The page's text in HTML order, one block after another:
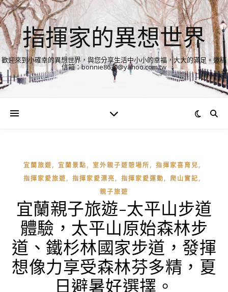
指揮家的異想世界
歡迎來到小確幸的異想世界，與您分享生活中小小的幸福，大大的滿足。邀稿
信箱：bonnie8630@yahoo.com.tw
宜蘭旅遊, 宜蘭景點, 室外親子遊憩場所, 指揮家喜育兒,
指揮家愛旅遊, 指揮家愛漂亮, 指揮家愛運動, 爬山實記,
親子旅遊
宜蘭親子旅遊-太平山步道
體驗，太平山原始森林步
道、鐵杉林國家步道，發揮
想像力享受森林芬多精，夏
日避暑好選擇。